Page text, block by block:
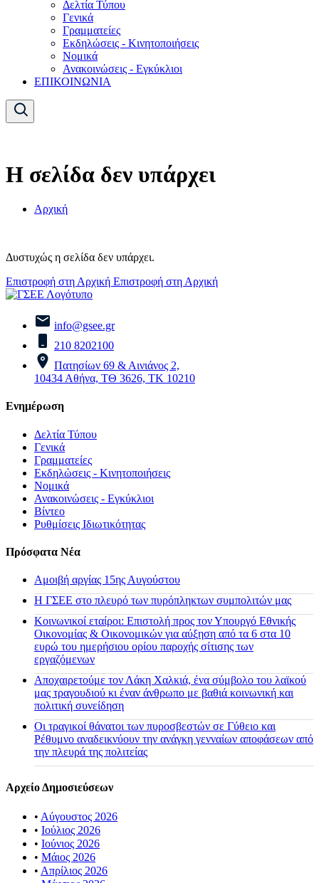
Δελτία Τύπου
Γενικά
Γραμματείες
Εκδηλώσεις - Κινητοποιήσεις
Νομικά
Ανακοινώσεις - Εγκύκλιοι
ΕΠΙΚΟΙΝΩΝΙΑ
Η σελίδα δεν υπάρχει
Αρχική
Δυστυχώς η σελίδα δεν υπάρχει.
Επιστροφή στη Αρχική Επιστροφή στη Αρχική
info@gsee.gr
210 8202100
Πατησίων 69 & Αινιάνος 2,
10434 Αθήνα, ΤΘ 3626, ΤΚ 10210
Ενημέρωση
Δελτία Τύπου
Γενικά
Γραμματείες
Εκδηλώσεις - Κινητοποιήσεις
Νομικά
Ανακοινώσεις - Εγκύκλιοι
Βίντεο
Ρυθμίσεις Ιδιωτικότητας
Πρόσφατα Νέα
Αμοιβή αργίας 15ης Αυγούστου
H ΓΣΕΕ στο πλευρό των πυρόπληκτων συμπολιτών μας
Κοινωνικοί εταίροι: Επιστολή προς τον Υπουργό Εθνικής
Οικονομίας & Οικονομικών για αύξηση από τα 6 στα 10
ευρώ του ημερήσιου ορίου παροχής σίτισης των
εργαζόμενων
Αποχαιρετούμε τον Λάκη Χαλκιά, ένα σύμβολο του λαϊκού
μας τραγουδιού κι έναν άνθρωπο με βαθιά κοινωνική και
πολιτική συνείδηση
Οι τραγικοί θάνατοι των πυροσβεστών σε Γύθειο και
Ρέθυμνο αναδεικνύουν την ανάγκη γενναίων αποφάσεων από
την πλευρά της πολιτείας
Αρχείο Δημοσιεύσεων
• Αύγουστος 2026
• Ιούλιος 2026
• Ιούνιος 2026
• Μάιος 2026
• Απρίλιος 2026